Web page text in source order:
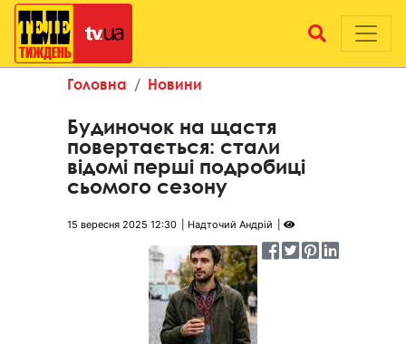
Головна Новини
Будиночок на щастя
повертається: стали
відомі перші подробиці
сьомого сезону
15 вересня 2025 12:30 Надточий Андрій